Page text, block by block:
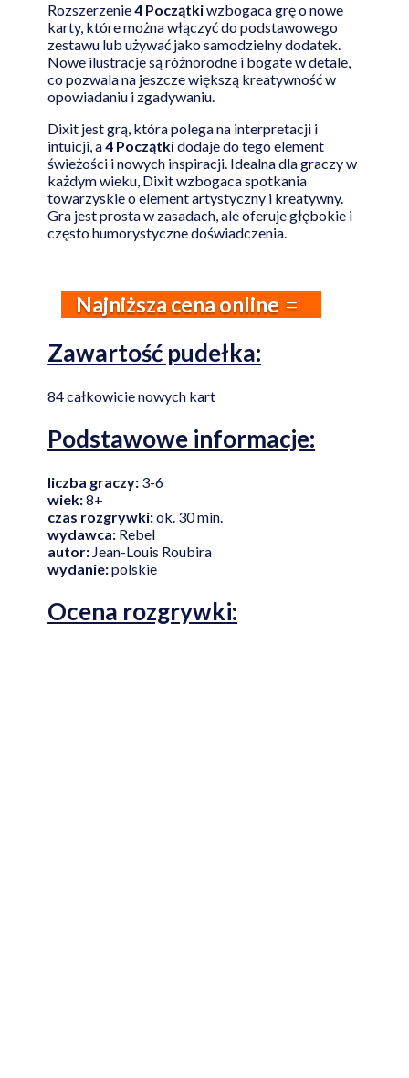
Rozszerzenie4 Początkiwzbogaca grę o nowe
karty, które można włączyć do podstawowego
zestawu lub używać jako samodzielny dodatek.
Nowe ilustracje są różnorodne i bogate w detale,
co pozwala na jeszcze większą kreatywność w
opowiadaniu i zgadywaniu.
Dixit jest grą, która polega na interpretacji i
intuicji, a4 Początkidodaje do tego element
świeżości i nowych inspiracji. Idealna dla graczy w
każdym wieku, Dixit wzbogaca spotkania
towarzyskie o element artystyczny i kreatywny.
Gra jest prosta w zasadach, ale oferuje głębokie i
często humorystyczne doświadczenia.
Najniższa cena online
Zawartość pudełka:
84 całkowicie nowych kart
Podstawowe informacje:
liczba graczy: 3-6
wiek:8+
czas rozgrywki:ok. 30 min.
wydawca: Rebel
autor: Jean-Louis Roubira
wydanie:polskie
Ocena rozgrywki: